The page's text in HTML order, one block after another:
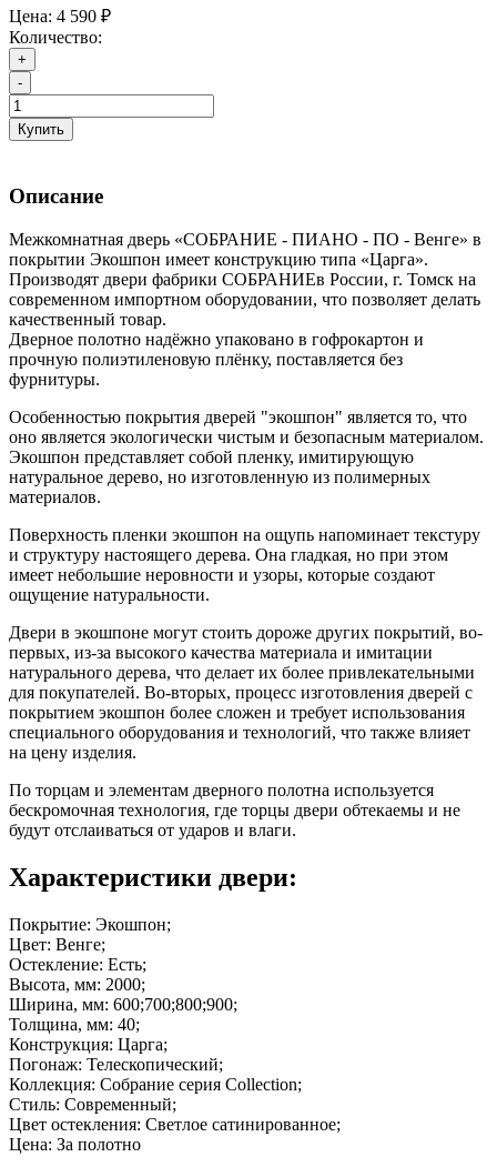
Цена: 4 590 ₽
Количество:
+
-
Купить
Описание
Межкомнатная дверь «СОБРАНИЕ - ПИАНО - ПО - Венге» в
покрытии Экошпон имеет конструкцию типа «Царга».
Производят двери фабрики СОБРАНИЕв России, г. Томск на
современном импортном оборудовании, что позволяет делать
качественный товар.
Дверное полотно надёжно упаковано в гофрокартон и
прочную полиэтиленовую плёнку, поставляется без
фурнитуры.
Особенностью покрытия дверей "экошпон" является то, что
оно является экологически чистым и безопасным материалом.
Экошпон представляет собой пленку, имитирующую
натуральное дерево, но изготовленную из полимерных
материалов.
Поверхность пленки экошпон на ощупь напоминает текстуру
и структуру настоящего дерева. Она гладкая, но при этом
имеет небольшие неровности и узоры, которые создают
ощущение натуральности.
Двери в экошпоне могут стоить дороже других покрытий, во-
первых, из-за высокого качества материала и имитации
натурального дерева, что делает их более привлекательными
для покупателей. Во-вторых, процесс изготовления дверей с
покрытием экошпон более сложен и требует использования
специального оборудования и технологий, что также влияет
на цену изделия.
По торцам и элементам дверного полотна используется
бескромочная технология, где торцы двери обтекаемы и не
будут отслаиваться от ударов и влаги.
Характеристики двери:
Покрытие: Экошпон;
Цвет: Венге;
Остекление: Есть;
Высота, мм: 2000;
Ширина, мм: 600;700;800;900;
Толщина, мм: 40;
Конструкция: Царга;
Погонаж: Телескопический;
Коллекция: Собрание серия Collection;
Стиль: Современный;
Цвет остекления: Светлое сатинированное;
Цена: За полотно